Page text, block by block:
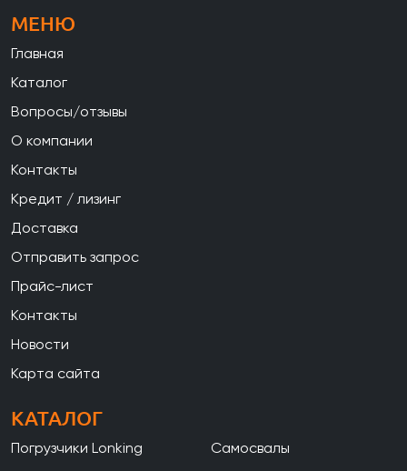
МЕНЮ
Главная
Каталог
Вопросы/отзывы
О компании
Контакты
Кредит / лизинг
Доставка
Отправить запрос
Прайс-лист
Контакты
Новости
Карта сайта
КАТАЛОГ
Погрузчики Lonking
Самосвалы